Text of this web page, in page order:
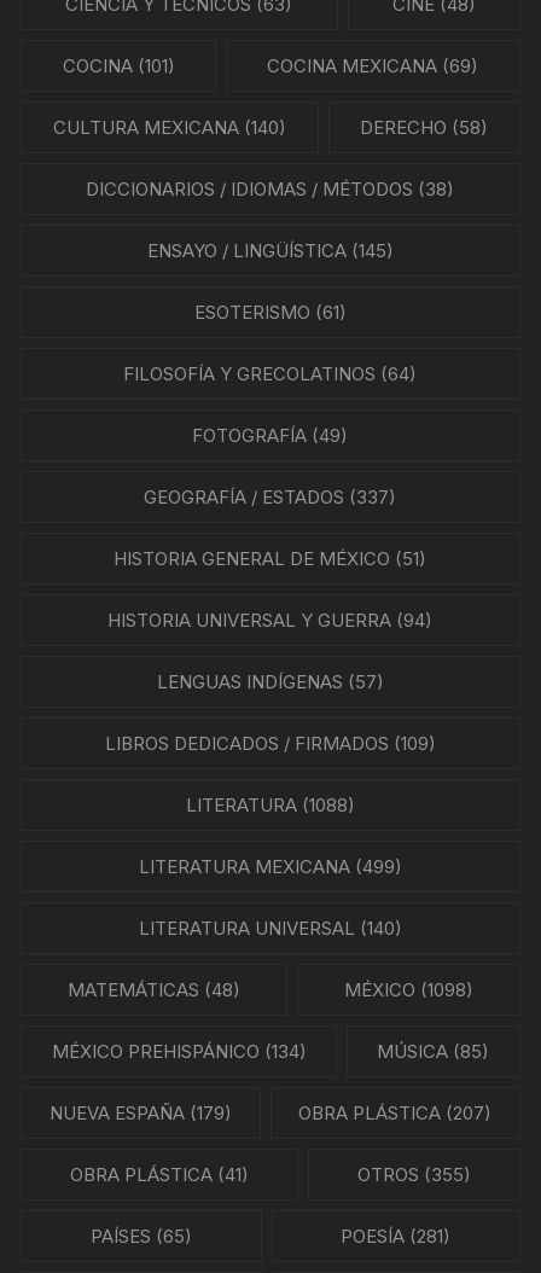
COCINA(101) COCINA MEXICANA (69)
CULTURA MEXICANA(140) DERECHO (58)
DICCIONARIOS / IDIOMAS / MÉTODOS (38)
ENSAYO / LINGÜÍSTICA(145)
ESOTERISMO (61)
FILOSOFÍA Y GRECOLATINOS (64)
FOTOGRAFÍA (49)
GEOGRAFÍA / ESTADOS (337)
HISTORIA GENERAL DE MÉXICO (51)
HISTORIA UNIVERSAL Y GUERRA (94)
LENGUAS INDÍGENAS (57)
LIBROS DEDICADOS / FIRMADOS (109)
LITERATURA(1088)
LITERATURA MEXICANA(499)
LITERATURA UNIVERSAL (140)
MATEMÁTICAS (48) MÉXICO (1098)
MÉXICO PREHISPÁNICO (134) MÚSICA (85)
NUEVA ESPAÑA(179) OBRA PLÁSTICA (207)
OBRA PLÁSTICA (41) OTROS (355)
PAÍSES (65) POESÍA (281)